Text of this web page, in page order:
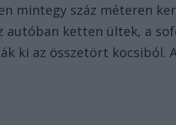
mintegy száz méteren
autóban ketten ültek, a
ki az összetört kocsiból.